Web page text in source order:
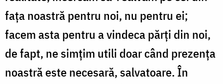
fața noastră pentru noi, nu pentru ei;
facem asta pentru a vindeca părți din noi,
de fapt, ne simțim utili doar când prezența
noastră este necesară, salvatoare. În